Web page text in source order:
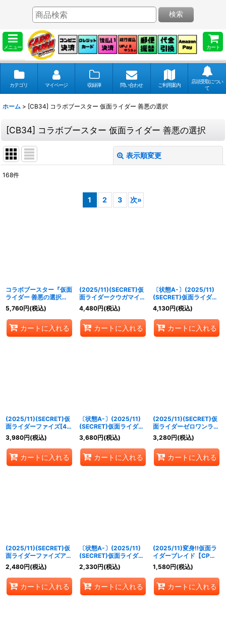
メニュー カート
検索
カテゴリ マイページ 収録弾 問い合わせ ご利用案内
店頭受取につい
て
ホーム > [CB34] コラボブースター 仮面ライダー 善悪の選択
[CB34] コラボブースター 仮面ライダー 善悪の選択
表示順変更
168件
1 2 3 次»
コラボブースター『仮面
ライダー 善悪の選択
[CB34]』【-】{-}《未
開封BOX》
5,760円(税込)
カートに入れる
(2025/11)(SECRET)仮
面ライダークウガマイテ
ィフォーム[4]【契約X-
SEC】{CB34-CX02}
《赤》
4,480円(税込)
カートに入れる
〔状態A-〕(2025/11)
(SECRET)仮面ライダー
クウガマイティフォーム
[4]【契約X-SEC】
{CB34-CX02}《赤》
4,130円(税込)
カートに入れる
(2025/11)(SECRET)仮
面ライダーファイズ[4]
【契約X-SEC】{CB34-
CX01}《多》
3,980円(税込)
カートに入れる
〔状態A-〕(2025/11)
(SECRET)仮面ライダー
ファイズ[4]【契約X-
SEC】{CB34-CX01}
《多》
3,680円(税込)
カートに入れる
(2025/11)(SECRET)仮
面ライダーゼロワンライ
ジングホッパー[4]【契
約X-SEC】{CB34-
CX03}《緑》
3,280円(税込)
カートに入れる
(2025/11)(SECRET)仮
面ライダーファイズアク
セルフォーム[5]【R-
SEC】{CB34-009}
《赤》
2,480円(税込)
カートに入れる
〔状態A-〕(2025/11)
(SECRET)仮面ライダー
ファイズアクセルフォー
ム[5]【R-SEC】
{CB34-009}《赤》
2,330円(税込)
カートに入れる
(2025/11)変身!!仮面ラ
イダーブレイド【CP】
{CB34-CP03}《黄》
1,580円(税込)
カートに入れる